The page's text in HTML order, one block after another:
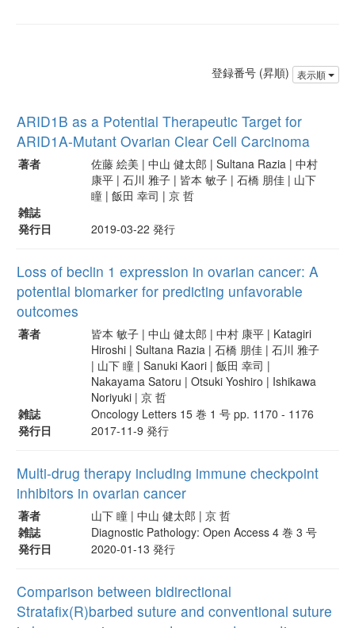
登録番号 (昇順) 表示順
ARID1B as a Potential Therapeutic Target for
ARID1A-Mutant Ovarian Clear Cell Carcinoma
著者
佐藤 絵美 | 中山 健太郎 | Sultana Razia | 中村
康平 | 石川 雅子 | 皆本 敏子 | 石橋 朋佳 | 山下
瞳 | 飯田 幸司 | 京 哲
雑誌
発行日
2019-03-22 発行
Loss of beclin 1 expression in ovarian cancer: A
potential biomarker for predicting unfavorable
outcomes
著者
皆本 敏子 | 中山 健太郎 | 中村 康平 | Katagiri
Hiroshi | Sultana Razia | 石橋 朋佳 | 石川 雅子
| 山下 瞳 | Sanuki Kaori | 飯田 幸司 |
Nakayama Satoru | Otsuki Yoshiro | Ishikawa
Noriyuki | 京 哲
雑誌
Oncology Letters 15 巻 1 号 pp. 1170 - 1176
発行日
2017-11-9 発行
Multi-drug therapy including immune checkpoint
inhibitors in ovarian cancer
著者
山下 瞳 | 中山 健太郎 | 京 哲
雑誌
Diagnostic Pathology: Open Access 4 巻 3 号
発行日
2020-01-13 発行
Comparison between bidirectional
Stratafix(R)barbed suture and conventional suture